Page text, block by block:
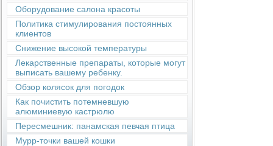
Оборудование салона красоты
Политика стимулирования постоянных
клиентов
Снижение высокой температуры
Лекарственные препараты, которые могут
выписать вашему ребенку.
Обзор колясок для погодок
Как почистить потемневшую
алюминиевую кастрюлю
Пересмешник: панамская певчая птица
Мурр-точки вашей кошки